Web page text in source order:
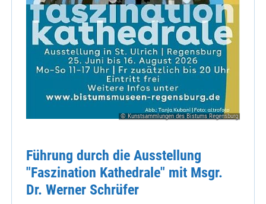
© Kunstsammlungen des Bistums Regensburg
Führung durch die Ausstellung
"Faszination Kathedrale" mit Msgr.
Dr. Werner Schrüfer